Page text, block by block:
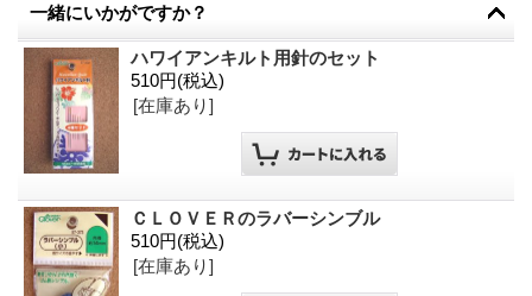
一緒にいかがですか？
ハワイアンキルト用針のセット
510円(税込)
[在庫あり]
ＣＬＯＶＥＲのラバーシンブル
510円(税込)
[在庫あり]